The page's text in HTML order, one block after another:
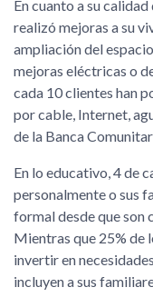
En cuanto a su
realizó mejoras a su
ampliación del
mejoras eléctricas o
cada 10 clientes han
por cable, Internet,
de la Banca
En lo educativo, 4 de
personalmente o sus
formal desde que son
Mientras que 25% de
invertir en
incluyen a sus